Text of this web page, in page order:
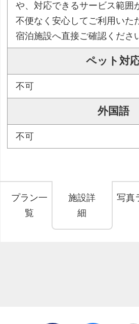
や、対応できるサービス範囲
不便なく安心してご利用いた
宿泊施設へ直接ご確認くださ
ペット対
不可
外国語
不可
プラン一
覧
施設詳
細
写真